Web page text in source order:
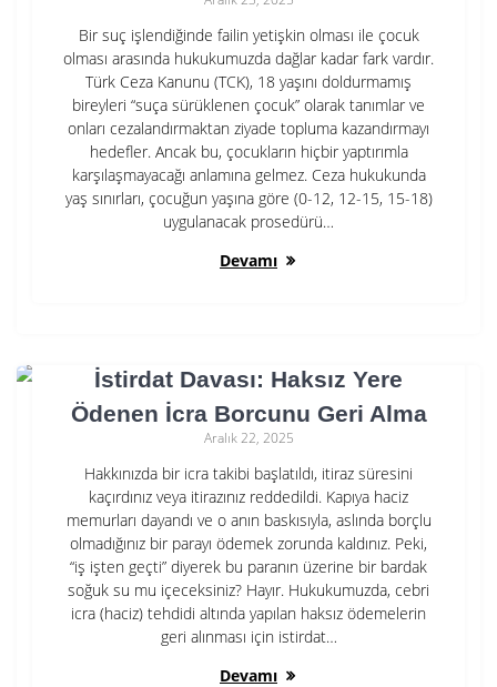
Bir suç işlendiğinde failin yetişkin olması ile çocuk
olması arasında hukukumuzda dağlar kadar fark vardır.
Türk Ceza Kanunu (TCK), 18 yaşını doldurmamış
bireyleri “suça sürüklenen çocuk” olarak tanımlar ve
onları cezalandırmaktan ziyade topluma kazandırmayı
hedefler. Ancak bu, çocukların hiçbir yaptırımla
karşılaşmayacağı anlamına gelmez. Ceza hukukunda
yaş sınırları, çocuğun yaşına göre (0-12, 12-15, 15-18)
uygulanacak prosedürü…
Devamı
İstirdat Davası: Haksız Yere
Ödenen İcra Borcunu Geri Alma
Aralık 22, 2025
Hakkınızda bir icra takibi başlatıldı, itiraz süresini
kaçırdınız veya itirazınız reddedildi. Kapıya haciz
memurları dayandı ve o anın baskısıyla, aslında borçlu
olmadığınız bir parayı ödemek zorunda kaldınız. Peki,
“iş işten geçti” diyerek bu paranın üzerine bir bardak
soğuk su mu içeceksiniz? Hayır. Hukukumuzda, cebri
icra (haciz) tehdidi altında yapılan haksız ödemelerin
geri alınması için istirdat…
Devamı